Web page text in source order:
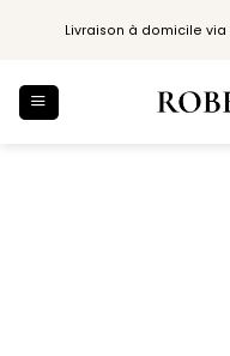
Livraison à domicile